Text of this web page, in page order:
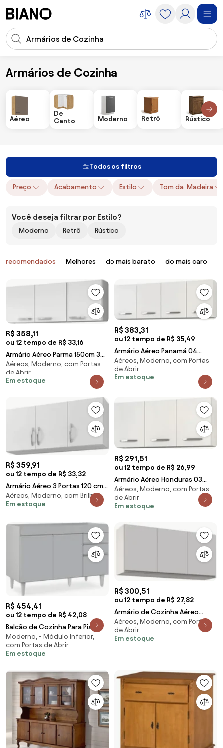
Entrada de pesquisa
Armários de Cozinha
Móveis Armários e Gabinetes Armários de Cozinha
Aéreo
De
Canto
Moderno Retrô Rústico
Todos os filtros
Preço Acabamento Estilo Tom da Madeira
Você deseja filtrar por Estilo?
Moderno Retrô Rústico
Produtos
recomendados Melhores do mais barato do mais caro
R$ 358,11
ou 12 tempo de R$ 33,16
Armário Aéreo Parma 150cm 3
Portas Branco - Lumil Móveis
Aéreos, Moderno, com Portas
de Abrir
Em estoque
R$ 383,31
ou 12 tempo de R$ 35,49
Armário Aéreo Panamá 04
Portas 160cm Branco - Lumil
Móveis
Aéreos, Moderno, com Portas
de Abrir
Em estoque
R$ 359,91
ou 12 tempo de R$ 33,32
Armário Aéreo 3 Portas 120 cm
Branco - AJL Móveis
Aéreos, Moderno, com Brilho
Em estoque
R$ 291,51
ou 12 tempo de R$ 26,99
Armário Aéreo Honduras 03
Portas 120cm Branco - Lumil
Móveis
Aéreos, Moderno, com Portas
de Abrir
Em estoque
R$ 454,41
ou 12 tempo de R$ 42,08
Balcão de Cozinha Para Pia
120cm 3 Portas Sem Tampo
Michigan Cinza Cla
Moderno, - Módulo Inferior,
com Portas de Abrir
Em estoque
R$ 300,51
ou 12 tempo de R$ 27,82
Armário de Cozinha Aéreo
120cm 3 Portas Virgínia Branco -
Lumil
Aéreos, Moderno, com Portas
de Abrir
Em estoque